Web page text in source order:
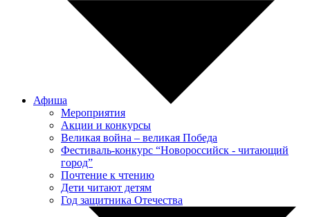
Афиша
Мероприятия
Акции и конкурсы
Великая война – великая Победа
Фестиваль-конкурс “Новороссийск - читающий
город”
Почтение к чтению
Дети читают детям
Год защитника Отечества